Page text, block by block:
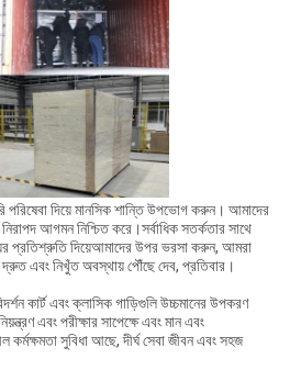
পরিষেবা দিয়ে মানসিক শান্তি উপভোগ করুন। আমাদের
আগমন নিশ্চিত করে।সর্বাধিক সতর্কতার সাথে
প্রতিশ্রুতি দিয়েআমাদের উপর ভরসা করুন, আমরা
এবং নিখুঁত অবস্থায় পৌঁছে দেব, প্রতিবার।
কার্ট এবং ক্লাসিক গাড়িগুলি উচ্চমানের উপকরণ
এবং পরীক্ষার সাপেক্ষে এবং মান এবং
সুবিধা আছে, দীর্ঘ সেবা জীবন এবং সহজ